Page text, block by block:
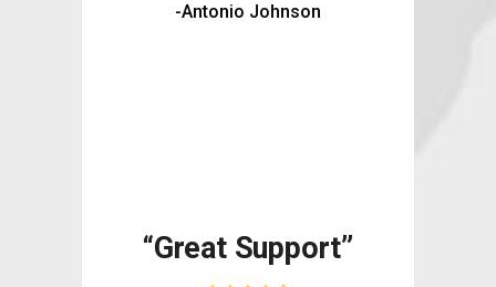
-Antonio Johnson
“Great Support”